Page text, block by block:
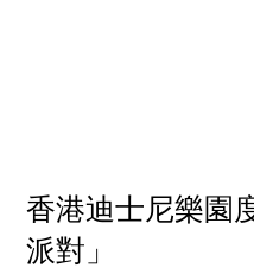
香港迪士尼樂園
派對」